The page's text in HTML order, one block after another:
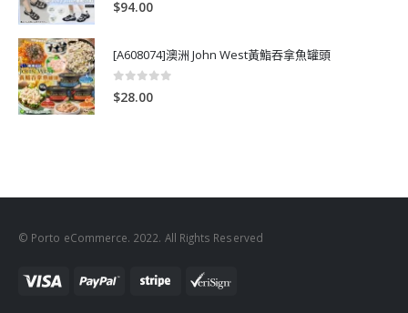
$94.00
[A608074]澳洲 John West黃鮨吞拿魚罐頭
0
$28.00
© Porto eCommerce. 2022. All Rights Reserved